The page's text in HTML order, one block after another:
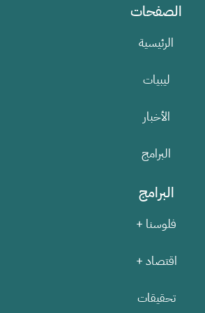
الصفحات
الرئيسية
ليبيات
الأخبار
البرامج
البرامج
فلوسنا +
اقتصاد +
تحقيقات